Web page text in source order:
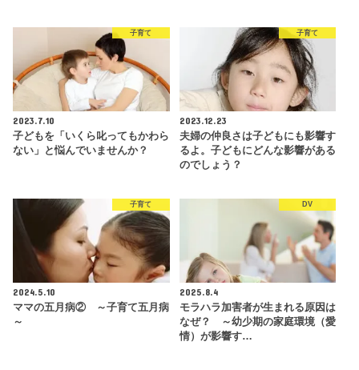
子育て
2023.7.10
子どもを「いくら叱ってもかわら
ない」と悩んでいませんか？
子育て
2023.12.23
夫婦の仲良さは子どもにも影響す
るよ。子どもにどんな影響がある
のでしょう？
子育て
2024.5.10
ママの五月病② ～子育て五月病
～
DV
2025.8.4
モラハラ加害者が生まれる原因は
なぜ？ ～幼少期の家庭環境（愛
情）が影響す…